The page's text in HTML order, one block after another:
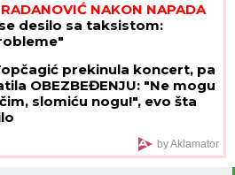
NAKON NAPADA
desilo sa taksistom:
prekinula koncert, pa
OBEZBEĐENJU: "Ne mogu
slomiću nogu!", evo šta
by Aklamator